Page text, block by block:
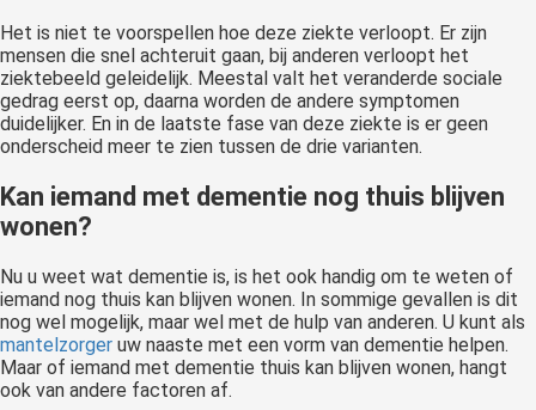
Het is niet te voorspellen hoe deze ziekte verloopt. Er zijn
mensen die snel achteruit gaan, bij anderen verloopt het
ziektebeeld geleidelijk. Meestal valt het veranderde sociale
gedrag eerst op, daarna worden de andere symptomen
duidelijker. En in de laatste fase van deze ziekte is er geen
onderscheid meer te zien tussen de drie varianten.
Kan iemand met dementie nog thuis blijven
wonen?
Nu u weet wat dementie is, is het ook handig om te weten of
iemand nog thuis kan blijven wonen. In sommige gevallen is dit
nog wel mogelijk, maar wel met de hulp van anderen. U kunt als
mantelzorger uw naaste met een vorm van dementie helpen.
Maar of iemand met dementie thuis kan blijven wonen, hangt
ook van andere factoren af.